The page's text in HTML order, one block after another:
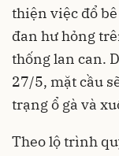
thiện việc đổ
đan hư hỏng
thống lan can.
27/5, mặt cầu
trạng ổ gà và
Theo lộ trình